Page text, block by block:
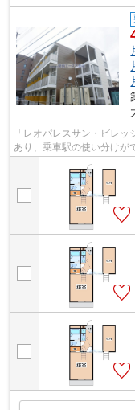
「レオパレスサン・ビレ
あり、乗車駅の使い分けが